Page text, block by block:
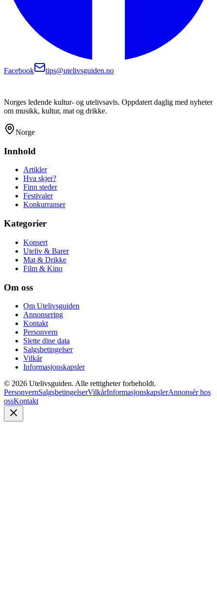
Facebook tips@utelivsguiden.no
Norges ledende kultur- og utelivsavis. Oppdatert daglig med nyheter
om musikk, kultur, mat og drikke.
Norge
Innhold
Artikler
Hva skjer?
Finn steder
Festivaler
Konkurranser
Kategorier
Konsert
Uteliv & Barer
Mat & Drikke
Film & Kino
Om oss
Om Utelivsguiden
Annonsering
Kontakt
Personvern
Slette dine data
Salgsbetingelser
Vilkår
Informasjonskapsler
© 2026 Utelivsguiden. Alle rettigheter forbeholdt.
PersonvernSalgsbetingelserVilkårInformasjonskapslerAnnonsér hos
ossKontakt